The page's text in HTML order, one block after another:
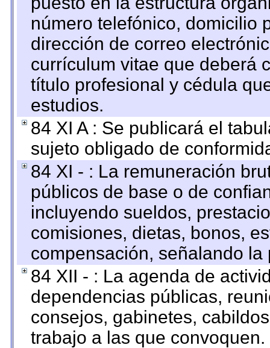
número telefónico, domicilio
dirección de correo
currículum vitae que deberá
título profesional y cédula
estudios.
84 XI A : Se publicará el
sujeto obligado de
84 XI - : La remuneración
públicos de base o de
incluyendo sueldos,
comisiones, dietas, bonos,
compensación, señalando
84 XII - : La agenda de
dependencias públicas,
consejos, gabinetes,
trabajo a las que convoquen.